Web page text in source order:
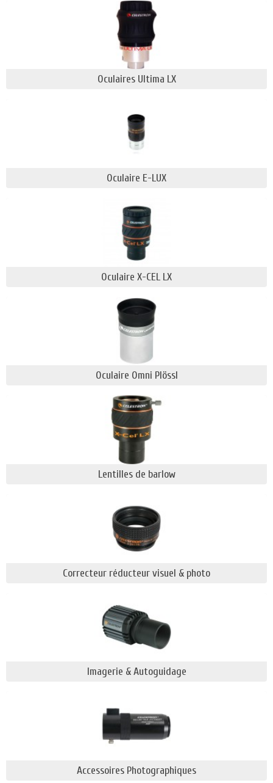
de leur optique Celestron (jusqu’à 28 fois plus
rapide), permettant des images lumineuses et
détaillées avec de courtes expositions
Oculaires Ultima LX
Oculaire E-LUX
Oculaire X-CEL LX
Oculaire Omni Plössl
Lentilles de barlow
Correcteur réducteur visuel & photo
Imagerie & Autoguidage
Accessoires Photographiques